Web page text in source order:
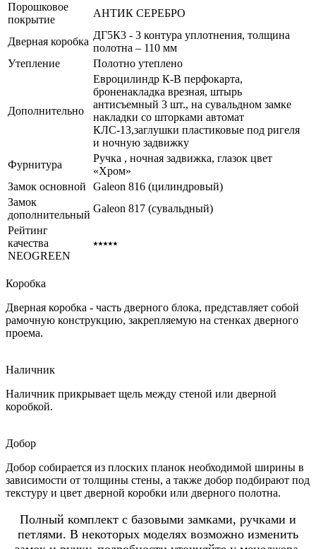
Порошковое
покрытие
АНТИК СЕРЕБРО
Дверная коробка
ДГ5К3 - 3 контура уплотнения, толщина
полотна – 110 мм
Утепление
Полотно утеплено
Дополнительно
Евроцилиндр К-В перфокарта,
броненакладка врезная, штырь
антисъемный 3 шт., на сувальдном замке
накладки со шторками автомат
КЛС-13,заглушки пластиковые под ригеля
и ночную задвижку
Фурнитура
Ручка , ночная задвижка, глазок цвет
«Хром»
Замок основной
Galeon 816 (цилиндровый)
Замок
дополнительный
Galeon 817 (сувальдный)
Рейтинг
качества
NEOGREEN
⭑⭑⭑⭑⭑
Коробка
Дверная коробка - часть дверного блока, представляет собой
рамочную конструкцию, закрепляемую на стенках дверного
проема.
Наличник
Наличник прикрывает щель между стеной или дверной
коробкой.
Добор
Добор собирается из плоских планок необходимой ширины в
зависимости от толщины стены, а также добор подбирают под
текстуру и цвет дверной коробки или дверного полотна.
Полный комплект с базовыми замками, ручками и
петлями. В некоторых моделях возможно изменить